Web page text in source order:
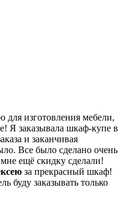
изготовления мебели,
Я заказывала шкаф-купе в
и заканчивая
Все было сделано очень
ещё скидку сделали!
за прекрасный шкаф!
буду заказывать только